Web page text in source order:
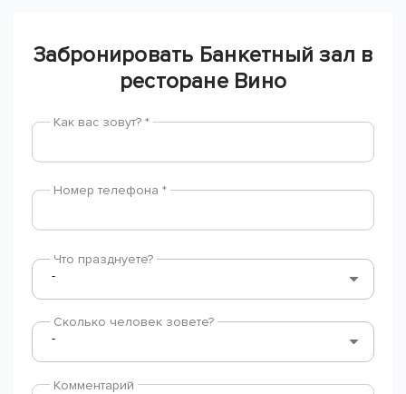
Забронировать Банкетный зал в
ресторане Вино
Как вас зовут? *
Номер телефона *
Что празднуете?
Сколько человек зовете?
Комментарий